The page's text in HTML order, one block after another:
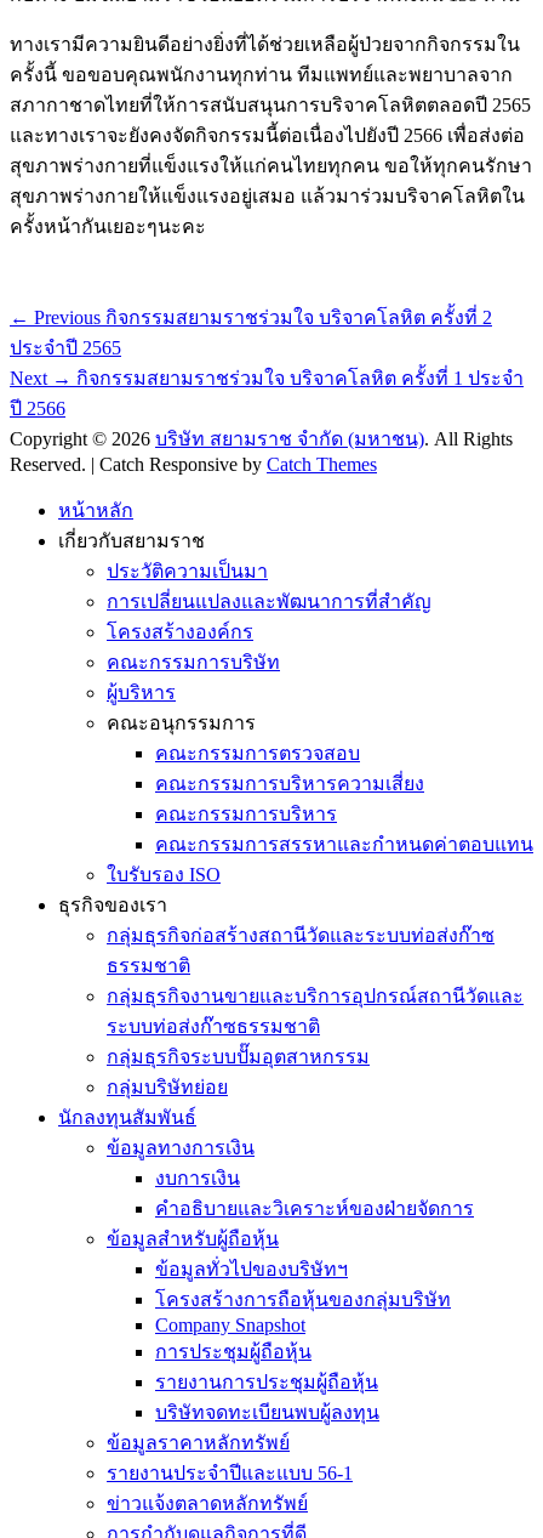
ทางเรามีความยินดีอย่างยิ่งที่ได้ช่วยเหลือผู้ป่วยจากกิจกรรมใน
ครั้งนี้ ขอขอบคุณพนักงานทุกท่าน ทีมแพทย์และพยาบาลจาก
สภากาชาดไทยที่ให้การสนับสนุนการบริจาคโลหิตตลอดปี 2565
และทางเราจะยังคงจัดกิจกรรมนี้ต่อเนื่องไปยังปี 2566 เพื่อส่งต่อ
สุขภาพร่างกายที่แข็งแรงให้แก่คนไทยทุกคน ขอให้ทุกคนรักษา
สุขภาพร่างกายให้แข็งแรงอยู่เสมอ แล้วมาร่วมบริจาคโลหิตใน
ครั้งหน้ากันเยอะๆนะคะ
Post
navigation
← Previous Previous
post:
กิจกรรมสยามราชร่วมใจ บริจาคโลหิต ครั้งที่ 2
ประจำปี 2565
Next → Next
post:
กิจกรรมสยามราชร่วมใจ บริจาคโลหิต ครั้งที่ 1 ประจำ
ปี 2566
Copyright © 2026 บริษัท สยามราช จำกัด (มหาชน). All Rights
Reserved. | Catch Responsive by Catch Themes
หน้าหลัก
เกี่ยวกับสยามราช
ประวัติความเป็นมา
การเปลี่ยนแปลงและพัฒนาการที่สำคัญ
โครงสร้างองค์กร
คณะกรรมการบริษัท
ผู้บริหาร
คณะอนุกรรมการ
คณะกรรมการตรวจสอบ
คณะกรรมการบริหารความเสี่ยง
คณะกรรมการบริหาร
คณะกรรมการสรรหาและกำหนดค่าตอบแทน
ใบรับรอง ISO
ธุรกิจของเรา
กลุ่มธุรกิจก่อสร้างสถานีวัดและระบบท่อส่งก๊าซ
ธรรมชาติ
กลุ่มธุรกิจงานขายและบริการอุปกรณ์สถานีวัดและ
ระบบท่อส่งก๊าซธรรมชาติ
กลุ่มธุรกิจระบบปั๊มอุตสาหกรรม
กลุ่มบริษัทย่อย
นักลงทุนสัมพันธ์
ข้อมูลทางการเงิน
งบการเงิน
คำอธิบายและวิเคราะห์ของฝ่ายจัดการ
ข้อมูลสำหรับผู้ถือหุ้น
ข้อมูลทั่วไปของบริษัทฯ
โครงสร้างการถือหุ้นของกลุ่มบริษัท
Company Snapshot
การประชุมผู้ถือหุ้น
รายงานการประชุมผู้ถือหุ้น
บริษัทจดทะเบียนพบผู้ลงทุน
ข้อมูลราคาหลักทรัพย์
รายงานประจำปีและแบบ 56-1
ข่าวแจ้งตลาดหลักทรัพย์
การกำกับดูแลกิจการที่ดี